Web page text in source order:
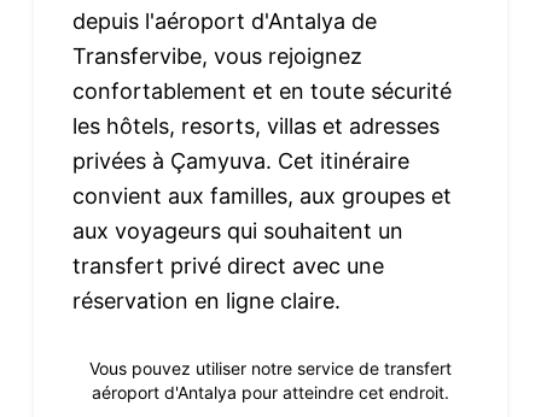
depuis l'aéroport d'Antalya de
Transfervibe, vous rejoignez
confortablement et en toute sécurité
les hôtels, resorts, villas et adresses
privées à Çamyuva. Cet itinéraire
convient aux familles, aux groupes et
aux voyageurs qui souhaitent un
transfert privé direct avec une
réservation en ligne claire.
Vous pouvez utiliser notre service de transfert
aéroport d'Antalya pour atteindre cet endroit.